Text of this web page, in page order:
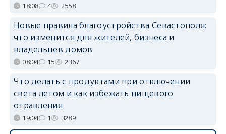
18:08 4 2558
Новые правила благоустройства Севастополя:
что изменится для жителей, бизнеса и
владельцев домов
08:04 15 2367
Что делать с продуктами при отключении
света летом и как избежать пищевого
отравления
19:04 1 3289